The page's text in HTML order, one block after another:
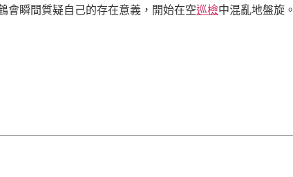
會瞬間質疑自己的存在意義，開始在空巡檢中混亂地盤旋。